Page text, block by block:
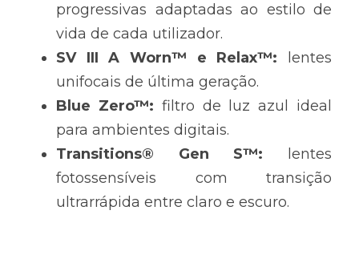
progressivas adaptadas ao estilo de
vida de cada utilizador.
SV III A Worn™ e Relax™:
lentes
unifocais de última geração.
Blue Zero™: filtro de luz azul ideal
para ambientes digitais.
Transitions® Gen S™:
lentes
fotossensíveis com transição
ultrarrápida entre claro e escuro.